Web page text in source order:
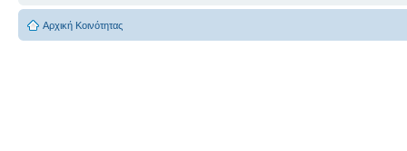
Αρχική Κοινότητας